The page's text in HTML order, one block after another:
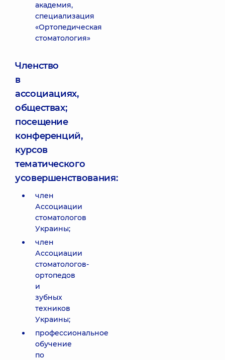
академия,
специализация
«Ортопедическая
стоматология»
Членство
в
ассоциациях,
обществах;
посещение
конференций,
курсов
тематического
усовершенствования:
член
Ассоциации
стоматологов
Украины;
член
Ассоциации
стоматологов-
ортопедов
и
зубных
техников
Украины;
профессиональное
обучение
по